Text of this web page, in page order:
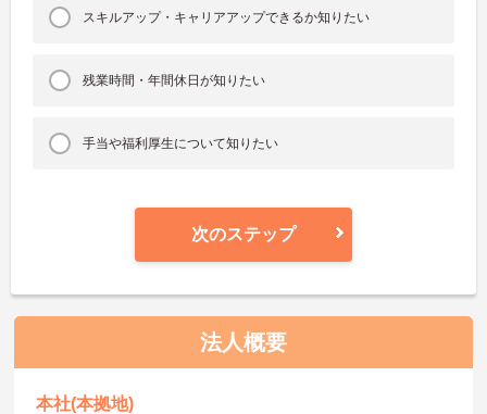
スキルアップ・キャリアアップできるか知りたい
残業時間・年間休日が知りたい
手当や福利厚生について知りたい
次のステップ
法人概要
本社(本拠地)